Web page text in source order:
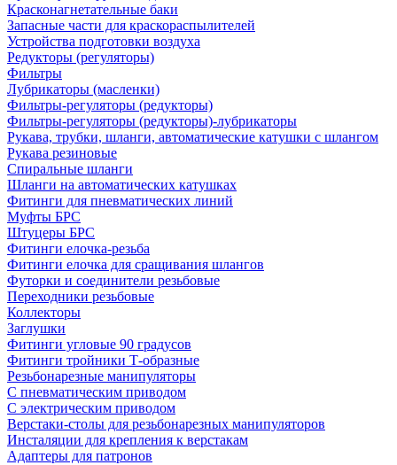
Красконагнетательные баки
Запасные части для краскораспылителей
Устройства подготовки воздуха
Редукторы (регуляторы)
Фильтры
Лубрикаторы (масленки)
Фильтры-регуляторы (редукторы)
Фильтры-регуляторы (редукторы)-лубрикаторы
Рукава, трубки, шланги, автоматические катушки с шлангом
Рукава резиновые
Спиральные шланги
Шланги на автоматических катушках
Фитинги для пневматических линий
Муфты БРС
Штуцеры БРС
Фитинги елочка-резьба
Фитинги елочка для сращивания шлангов
Футорки и соединители резьбовые
Переходники резьбовые
Коллекторы
Заглушки
Фитинги угловые 90 градусов
Фитинги тройники Т-образные
Резьбонарезные манипуляторы
С пневматическим приводом
С электрическим приводом
Верстаки-столы для резьбонарезных манипуляторов
Инсталяции для крепления к верстакам
Адаптеры для патронов